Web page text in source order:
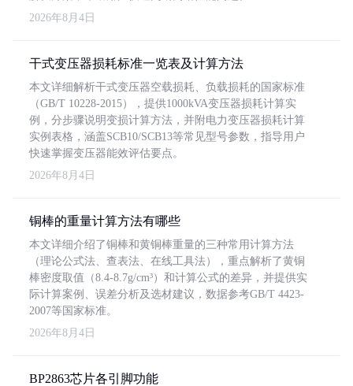
2026年8月4日
干式变压器损耗标准一览表及计算方法
本文详细解析干式变压器空载损耗、负载损耗的国家标准
（GB/T 10228-2015），提供1000kVA变压器损耗计算实
例，分步骤说明变损计算方法，并附电力变压器损耗计算
实例表格，涵盖SCB10/SCB13等常见型号参数，指导用户
快速掌握变压器能效评估要点。
2026年8月4日
铜棒的重量计算方法有哪些
本文详细介绍了铜棒和黄铜棒重量的三种常用计算方法
（理论公式法、查表法、在线工具法），重点解析了黄铜
棒密度取值（8.4-8.7g/cm³）和计算公式的差异，并提供实
际计算案例、误差分析及选材建议，数据参考GB/T 4423-
2007等国家标准。
2026年8月4日
BP2863芯片各引脚功能